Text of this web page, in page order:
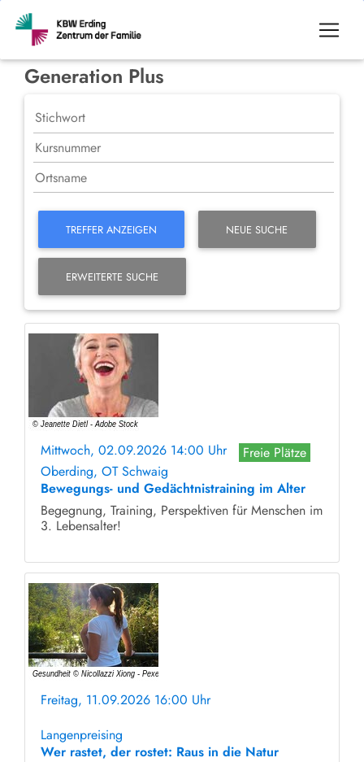
Generation Plus
TREFFER ANZEIGEN NEUE SUCHE
ERWEITERTE SUCHE
Mittwoch, 02.09.2026 14:00 Uhr
Freie Plätze
Oberding, OT Schwaig
Bewegungs- und Gedächtnistraining im Alter
Begegnung, Training, Perspektiven für Menschen im
3. Lebensalter!
Freitag, 11.09.2026 16:00 Uhr
Langenpreising
Wer rastet, der rostet: Raus in die Natur